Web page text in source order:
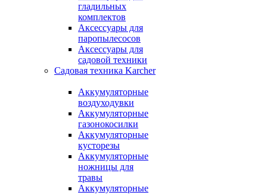
гладильных
комплектов
Аксессуары для
паропылесосов
Аксессуары для
садовой техники
Садовая техника Karcher
Аккумуляторные
воздуходувки
Аккумуляторные
газонокосилки
Аккумуляторные
кусторезы
Аккумуляторные
ножницы для
травы
Аккумуляторные